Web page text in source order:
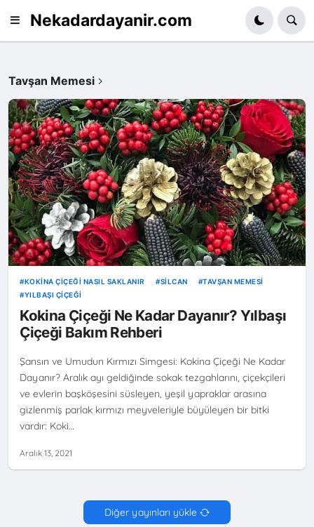
Nekadardayanir.com
Tavşan Memesi
KOKINA ÇIÇEĞI NASIL SAKLANIR SILCAN
TAVŞAN MEMESI
YILBAŞI ÇIÇEĞI
Kokina Çiçeği Ne Kadar Dayanır? Yılbaşı
Çiçeği Bakım Rehberi
Şansın ve Umudun Kırmızı Simgesi: Kokina Çiçeği Ne Kadar
Dayanır? Aralık ayı geldiğinde sokak tezgahlarını, çiçekçileri
ve evlerin başköşesini süsleyen, yeşil yapraklar arasına
gizlenmiş parlak kırmızı meyveleriyle büyüleyen bir bitki
vardır: Koki…
Aralık 13, 2021
Diğer yayınları yükle